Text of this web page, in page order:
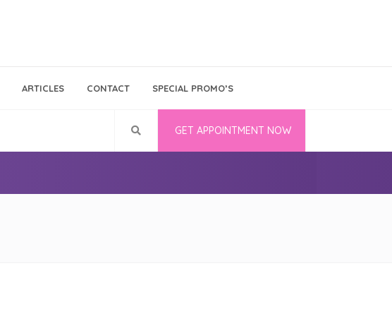
Bina Medika
Follow Us
ARTICLES CONTACT SPECIAL PROMO’S
GET APPOINTMENT NOW